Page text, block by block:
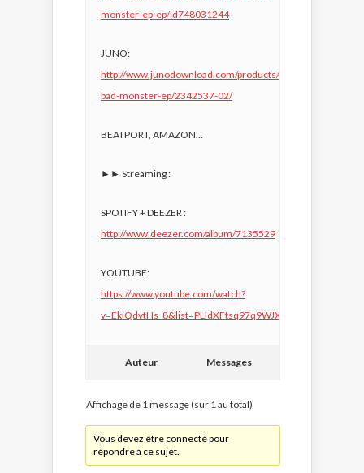
monster-ep-ep/id748031244
JUNO:
http://www.junodownload.com/products/psiko-
bad-monster-ep/2342537-02/
BEATPORT, AMAZON…
►► Streaming :
SPOTIFY + DEEZER :
http://www.deezer.com/album/7135529
YOUTUBE:
https://www.youtube.com/watch?
Auteur Messages
Affichage de 1 message (sur 1 au total)
Vous devez être connecté pour
répondre à ce sujet.